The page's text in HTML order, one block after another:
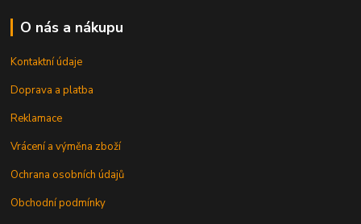
O nás a nákupu
Kontaktní údaje
Doprava a platba
Reklamace
Vrácení a výměna zboží
Ochrana osobních údajů
Obchodní podmínky